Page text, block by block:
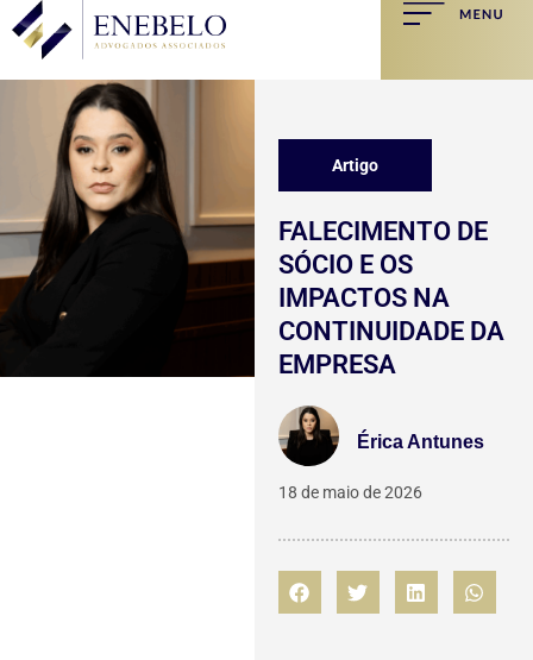
Artigo
FALECIMENTO DE
SÓCIO E OS
IMPACTOS NA
CONTINUIDADE DA
EMPRESA
Érica Antunes
18 de maio de 2026